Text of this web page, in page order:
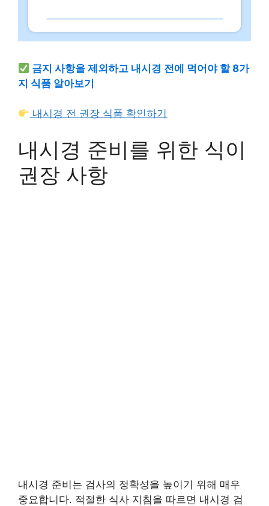
금지 사항을 제외하고 내시경 전에 먹어야 할 8가
지 식품 알아보기
내시경 전 권장 식품 확인하기
내시경 준비를 위한 식이
권장 사항
내시경 준비는 검사의 정확성을 높이기 위해 매우
중요합니다. 적절한 식사 지침을 따르면 내시경 검